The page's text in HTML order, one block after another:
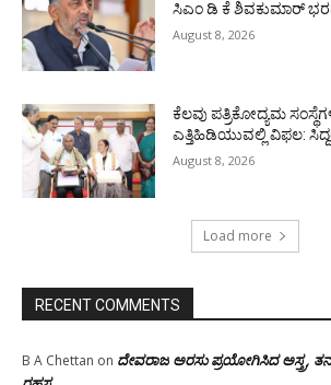
ಸಿಎಂ ಡಿ ಕೆ ಶಿವಕುಮಾರ್
August 8, 2026
ಕೆಲವು ಪತ್ರಿಕೋದ್ಯಮ
ಎತ್ತಿಹಿಡಿಯುವಲ್ಲಿ ವಿಫಲ:
August 8, 2026
Load more
RECENT COMMENTS
B A Chettan on ದೇವರಾಜ ಅರಸು ಪ್ರಯೋಗಿಸಿದ ಅಸ್ತ್ರ,